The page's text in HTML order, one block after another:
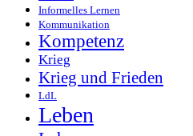
Informelles Lernen
Kommunikation
Kompetenz
Krieg
Krieg und Frieden
LdL
Leben